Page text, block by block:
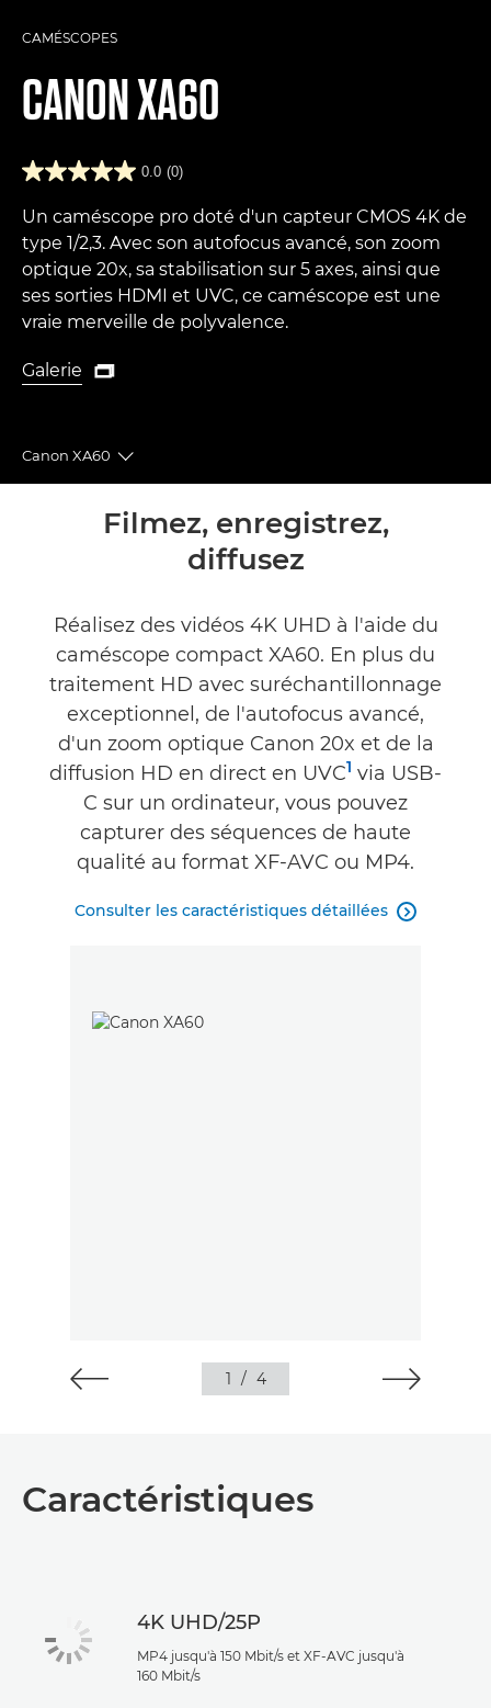
CAMÉSCOPES
CANONXA60
0.0 (0)
Un caméscope pro doté d'un capteur CMOS 4K de
type 1/2,3. Avec son autofocus avancé, son zoom
optique 20x, sa stabilisation sur 5 axes, ainsi que
ses sorties HDMI et UVC, ce caméscope est une
vraie merveille de polyvalence.
Galerie
Galerie

Canon XA60
Toggle breadcrumbs
Présentation
Commentaires
Assistance
Filmez, enregistrez,
diffusez
Réalisez des vidéos 4K UHD à l'aide du
caméscope compact XA60. En plus du
traitement HD avec suréchantillonnage
exceptionnel, de l'autofocus avancé,
d'un zoom optique Canon 20x et de la
diffusion HD en direct en UVC1 via USB-
C sur un ordinateur, vous pouvez
capturer des séquences de haute
qualité au format XF-AVC ou MP4.
Consulter les caractéristiques détaillées 
1 / 4
Caractéristiques
4K UHD/25P
MP4 jusqu'à 150 Mbit/s et XF-AVC jusqu'à
160 Mbit/s